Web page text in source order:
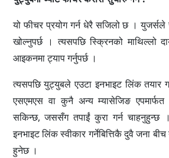
यो फीचर प्रयोग गर्न धेरै सजिलो छ ।
खोल्नुपर्छ । त्यसपछि स्क्रिनको माथिल्लो
आइकनमा ट्याप गर्नुपर्छ ।
त्यसपछि युट्युबले एउटा इनभाइट लिंक तयार
एसएमएस वा कुनै अन्य म्यासेजिङ एपमार्फत
सकिन्छ, जससँग तपाईं कुरा गर्न चाहनुहुन्छ
इनभाइट लिंक स्वीकार गर्नेबित्तिकै दुवै जना
हुनेछ ।